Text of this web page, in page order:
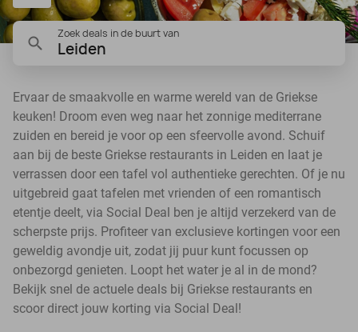
Zoek deals in de buurt van
Leiden
Ervaar de smaakvolle en warme wereld van de Griekse
keuken! Droom even weg naar het zonnige mediterrane
zuiden en bereid je voor op een sfeervolle avond. Schuif
aan bij de beste Griekse restaurants in Leiden en laat je
verrassen door een tafel vol authentieke gerechten. Of je nu
uitgebreid gaat tafelen met vrienden of een romantisch
etentje deelt, via Social Deal ben je altijd verzekerd van de
scherpste prijs. Profiteer van exclusieve kortingen voor een
geweldig avondje uit, zodat jij puur kunt focussen op
onbezorgd genieten. Loopt het water je al in de mond?
Bekijk snel de actuele deals bij Griekse restaurants en
scoor direct jouw korting via Social Deal!